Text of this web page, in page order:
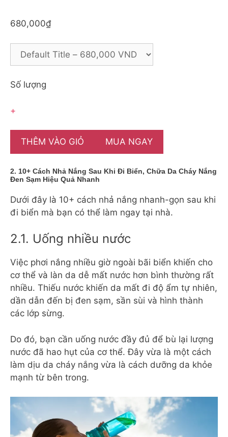
680,000₫
Số lượng
+
THÊM VÀO GIỎ MUA NGAY
2. 10+ Cách Nhả Nắng Sau Khi Đi Biển, Chữa Da Cháy Nắng
Đen Sạm Hiệu Quả Nhanh
Dưới đây là 10+ cách nhả nắng nhanh-gọn sau khi
đi biển mà bạn có thể làm ngay tại nhà.
2.1. Uống nhiều nước
Việc phơi nắng nhiều giờ ngoài bãi biển khiến cho
cơ thể và làn da dễ mất nước hơn bình thường rất
nhiều. Thiếu nước khiến da mất đi độ ẩm tự nhiên,
dần dẫn đến bị đen sạm, sần sùi và hình thành
các lớp sừng.
Do đó, bạn cần uống nước đầy đủ để bù lại lượng
nước đã hao hụt của cơ thể. Đây vừa là một cách
làm dịu da cháy nắng vừa là cách dưỡng da khỏe
mạnh từ bên trong.